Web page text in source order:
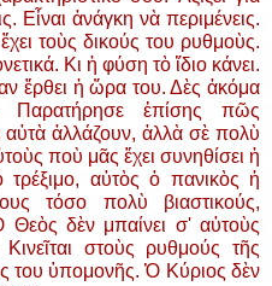
Εἶναι ἀνάγκη νὰ περιμένεις.
τοὺς δικούς του ρυθμοὺς.
Κι ἡ φύση τὸ ἴδιο κάνει.
ἔρθει ἡ ὥρα του. Δὲς ἀκόμα
ἐπίσης πῶς
ἀλλάζουν, ἀλλὰ σὲ πολὺ
ποὺ μᾶς ἔχει συνηθίσει ἡ
τρέξιμο, αὐτὸς ὁ πανικὸς ἡ
τόσο πολὺ βιαστικούς,
δὲν μπαίνει σ' αὐτοὺς
στοὺς ρυθμούς τῆς
του ὑπομονῆς. Ὁ Κύριος δὲν